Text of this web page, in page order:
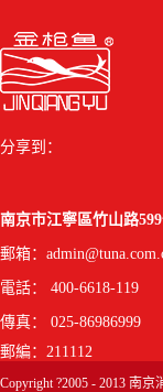
據，市場上產品的整體
的強制國家標準，有利
在滅火實戰中發揮應有
布，在國際發聲，從而
分享到：
南京市江寧區竹山路
郵箱：
電話： 400-6618-119
傳真： 025-86986999
郵編：211112
Copyright ?2005 - 2013 南